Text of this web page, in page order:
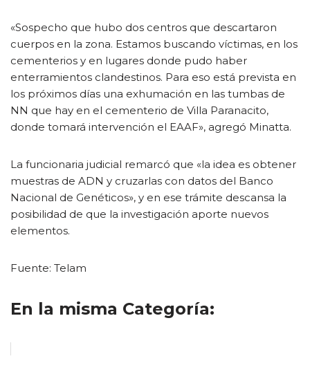
«Sospecho que hubo dos centros que descartaron
cuerpos en la zona. Estamos buscando víctimas, en los
cementerios y en lugares donde pudo haber
enterramientos clandestinos. Para eso está prevista en
los próximos días una exhumación en las tumbas de
NN que hay en el cementerio de Villa Paranacito,
donde tomará intervención el EAAF», agregó Minatta.
La funcionaria judicial remarcó que «la idea es obtener
muestras de ADN y cruzarlas con datos del Banco
Nacional de Genéticos», y en ese trámite descansa la
posibilidad de que la investigación aporte nuevos
elementos.
Fuente: Telam
En la misma Categoría: